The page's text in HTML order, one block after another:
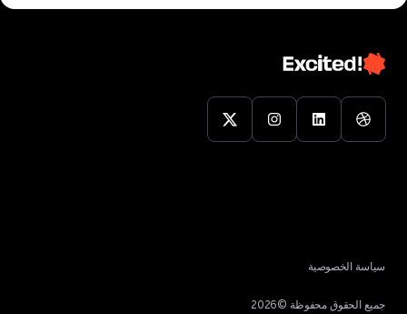
محفوظة © 2026